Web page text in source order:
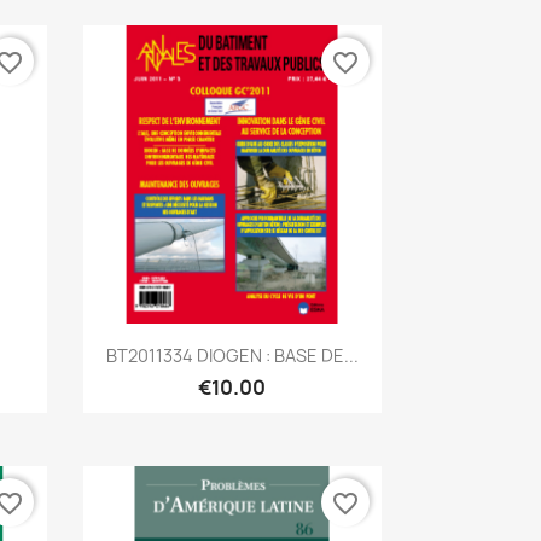
 Quick view
BT2011334 DIOGEN : BASE DE...
€10.00
favorite_border
favorite_border